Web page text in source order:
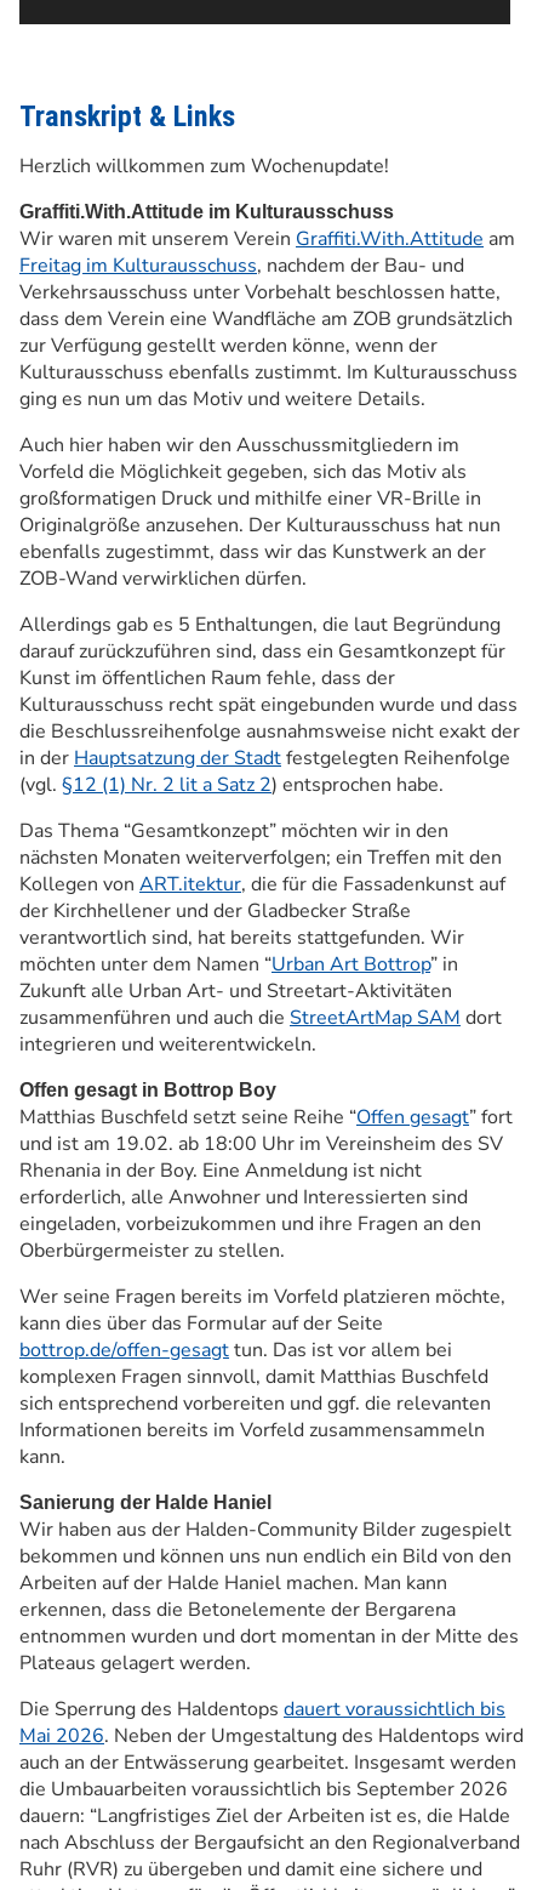
Transkript & Links
Herzlich willkommen zum Wochenupdate!
Graffiti.With.Attitude im Kulturausschuss
Wir waren mit unserem Verein Graffiti.With.Attitude am
Freitag im Kulturausschuss, nachdem der Bau- und
Verkehrsausschuss unter Vorbehalt beschlossen hatte,
dass dem Verein eine Wandfläche am ZOB grundsätzlich
zur Verfügung gestellt werden könne, wenn der
Kulturausschuss ebenfalls zustimmt. Im Kulturausschuss
ging es nun um das Motiv und weitere Details.
Auch hier haben wir den Ausschussmitgliedern im
Vorfeld die Möglichkeit gegeben, sich das Motiv als
großformatigen Druck und mithilfe einer VR-Brille in
Originalgröße anzusehen. Der Kulturausschuss hat nun
ebenfalls zugestimmt, dass wir das Kunstwerk an der
ZOB-Wand verwirklichen dürfen.
Allerdings gab es 5 Enthaltungen, die laut Begründung
darauf zurückzuführen sind, dass ein Gesamtkonzept für
Kunst im öffentlichen Raum fehle, dass der
Kulturausschuss recht spät eingebunden wurde und dass
die Beschlussreihenfolge ausnahmsweise nicht exakt der
in der Hauptsatzung der Stadtfestgelegten Reihenfolge
(vgl. §12 (1) Nr. 2 lit a Satz 2) entsprochen habe.
Das Thema “Gesamtkonzept” möchten wir in den
nächsten Monaten weiterverfolgen; ein Treffen mit den
Kollegen von ART.itektur, die für die Fassadenkunst auf
der Kirchhellener und der Gladbecker Straße
verantwortlich sind, hat bereits stattgefunden. Wir
möchten unter dem Namen “Urban Art Bottrop” in
Zukunft alle Urban Art- und Streetart-Aktivitäten
zusammenführen und auch die StreetArtMap SAM dort
integrieren und weiterentwickeln.
Offen gesagt in Bottrop Boy
Matthias Buschfeld setzt seine Reihe “Offen gesagt” fort
und ist am 19.02. ab 18:00 Uhr im Vereinsheim des SV
Rhenania in der Boy. Eine Anmeldung ist nicht
erforderlich, alle Anwohner und Interessierten sind
eingeladen, vorbeizukommen und ihre Fragen an den
Oberbürgermeister zu stellen.
Wer seine Fragen bereits im Vorfeld platzieren möchte,
kann dies über das Formular auf der Seite
bottrop.de/offen-gesagttun. Das ist vor allem bei
komplexen Fragen sinnvoll, damit Matthias Buschfeld
sich entsprechend vorbereiten und ggf. die relevanten
Informationen bereits im Vorfeld zusammensammeln
kann.
Sanierung der Halde Haniel
Wir haben aus der Halden-Community Bilder zugespielt
bekommen und können uns nun endlich ein Bild von den
Arbeiten auf der Halde Haniel machen. Man kann
erkennen, dass die Betonelemente der Bergarena
entnommen wurden und dort momentan in der Mitte des
Plateaus gelagert werden.
Die Sperrung des Haldentops dauert voraussichtlich bis
Mai 2026. Neben der Umgestaltung des Haldentops wird
auch an der Entwässerung gearbeitet. Insgesamt werden
die Umbauarbeiten voraussichtlich bis September 2026
dauern: “Langfristiges Ziel der Arbeiten ist es, die Halde
nach Abschluss der Bergaufsicht an den Regionalverband
Ruhr (RVR) zu übergeben und damit eine sichere und